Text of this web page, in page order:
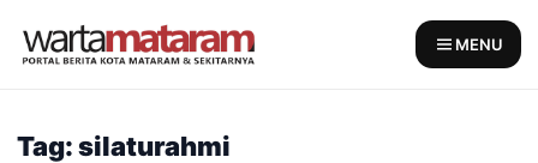
MENU
Tag: silaturahmi